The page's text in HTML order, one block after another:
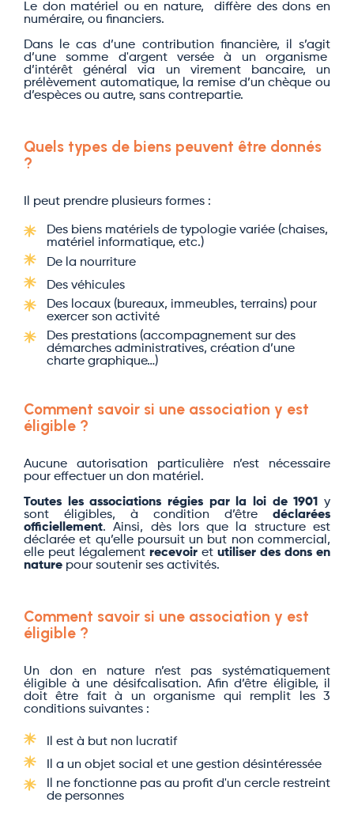
Le don matériel ou en nature, diffère des dons en
numéraire, ou financiers.
Dans le cas d’une contribution financière, il s’agit
d’une somme d'argent versée à un organisme
d’intérêt général via un virement bancaire, un
prélèvement automatique, la remise d’un chèque ou
d’espèces ou autre, sans contrepartie.
Quels types de biens peuvent être donnés
?
Il peut prendre plusieurs formes :
Des biens matériels de typologie variée (chaises,
matériel informatique, etc.)
De la nourriture
Des véhicules
Des locaux (bureaux, immeubles, terrains) pour
exercer son activité
Des prestations (accompagnement sur des
démarches administratives, création d’une
charte graphique…)
Comment savoir si une association y est
éligible ?
Aucune autorisation particulière n’est nécessaire
pour effectuer un don matériel.
Toutes les associations régies par la loi de 1901
y
sont éligibles, à condition d’être déclarées
officiellement. Ainsi, dès lors que la structure est
déclarée et qu’elle poursuit un but non commercial,
elle peut légalement recevoir et utiliser des dons en
nature pour soutenir ses activités.
Comment savoir si une association y est
éligible ?
Un don en nature n’est pas systématiquement
éligible à une désifcalisation. Afin d’être éligible, il
doit être fait à un organisme qui remplit les 3
conditions suivantes :
Il est à but non lucratif
Il a un objet social et une gestion désintéressée
Il ne fonctionne pas au profit d'un cercle restreint
de personnes